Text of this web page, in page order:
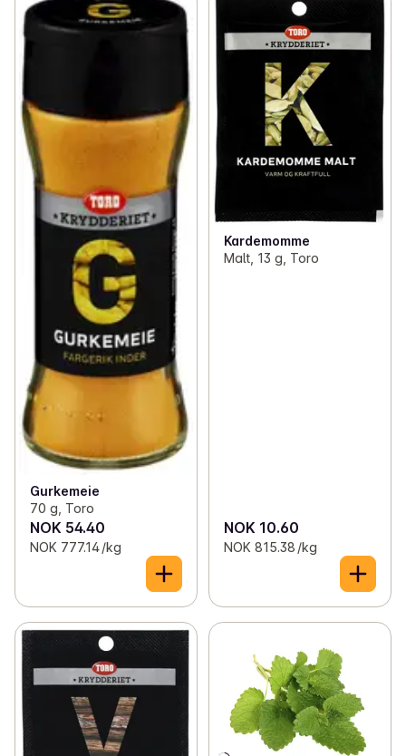
Gurkemeie
70 g, Toro
NOK 54.40
NOK 777.14 /kg
Kardemomme
Malt, 13 g, Toro
NOK 10.60
NOK 815.38 /kg